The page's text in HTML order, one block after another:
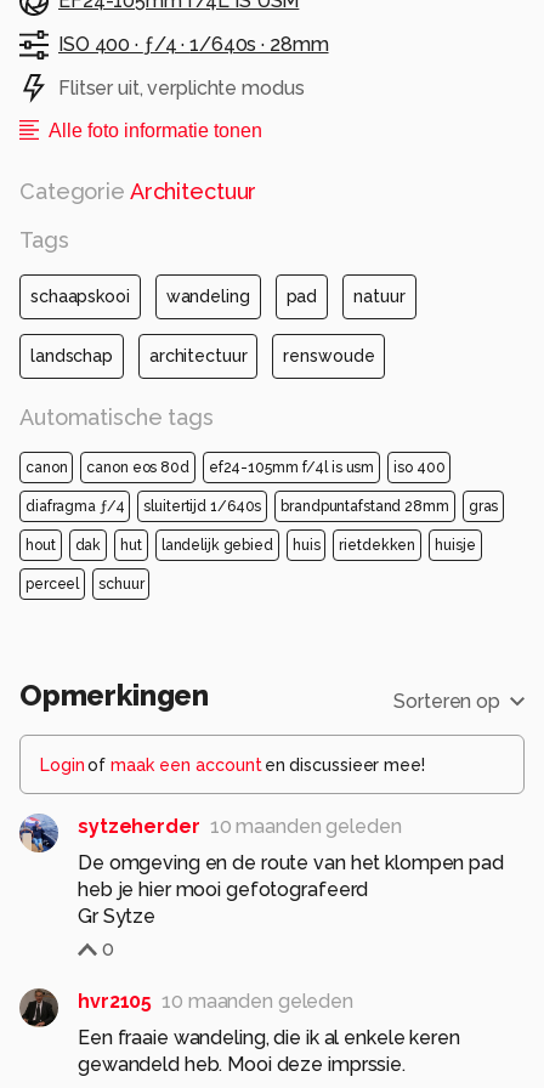
ontgonnen en nam het aantal schapen af.
De ingestorte schaapskooi is in 1999
gerestaureerd.
22 september 2025.
ISO 400 · ƒ/4 ·1/640s · 28mm
Flitser uit, verplichte modus
Alle foto informatie tonen
Categorie Architectuur
Tags
schaapskooi wandeling pad natuur
landschap architectuur renswoude
Automatische tags
canon canon eos 80d ef24-105mm f/4l is usm iso 400
diafragma ƒ/4 sluitertijd 1/640s brandpuntafstand 28mm gras
hout dak hut landelijk gebied huis rietdekken huisje
perceel schuur
Opmerkingen Sorteren op
Loginof maak een account en discussieer mee!
sytzeherder 10 maanden geleden
De omgeving en de route van het klompen pad
heb je hier mooi gefotografeerd
Gr Sytze
0
hvr2105 10 maanden geleden
Een fraaie wandeling, die ik al enkele keren
gewandeld heb. Mooi deze imprssie.